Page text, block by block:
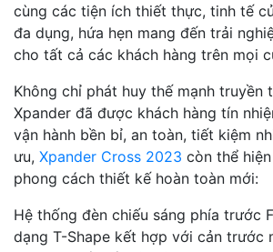
cùng các tiện ích thiết thực, tinh tế
đa dụng, hứa hẹn mang đến trải
cho tất cả các khách hàng trên mọi
Không chỉ phát huy thế mạnh truyền
Xpander đã được khách hàng tín
vận hành bền bỉ, an toàn, tiết kiệm
ưu, Xpander Cross 2023 còn thể
phong cách thiết kế hoàn toàn mới:
Hệ thống đèn chiếu sáng phía trước
dạng T-Shape kết hợp với cản trước